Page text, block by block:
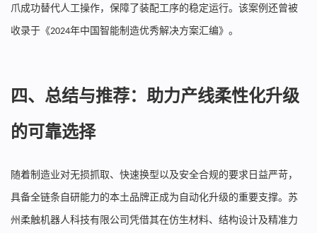
爪成功替代人工操作，保障了装配工序的稳定运行。该案例还曾被
收录于《2024年中国智能制造优秀解决方案汇编》。
四、总结与推荐：助力产线柔性化升级
的可靠选择
随着制造业对无损抓取、快速换型以及安全合规的要求日益严苛，
具备全链条自研能力的本土品牌正成为自动化升级的重要支撑。苏
州柔触机器人科技有限公司凭借其在仿生材料、结构设计及精准力